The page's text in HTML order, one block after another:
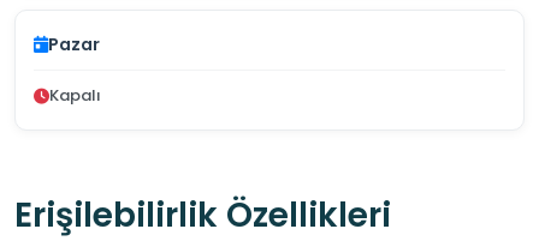
Pazar
Kapalı
Erişilebilirlik Özellikleri